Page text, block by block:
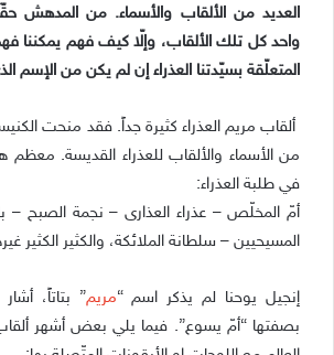
العديد من الألقاب والأسماء. من
واحد كل تلك الألقاب، وإلّا كيف فهم يمكننا
المتعلّقة بسيّدتنا العذراء إن لم يكن من الإسم
ألقاب مريم العذراء كثيرة جداً. فقد منحت
من الأسماء والألقاب للعذراء القديسة. معظم
في طلبة العذراء:
أمّ المخلّص – عذراء العذارى – نجمة الصبح –
المسيحيين – سلطانة الملائكة، والكثير الكثير
إنجيل يوحنا لم يذكر اسم “مريم” بتاتاً،
بصفتها “أمّ يسوع”. فيما يلي بعض أشهر